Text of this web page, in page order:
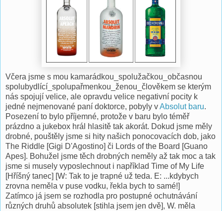
Včera jsme s mou kamarádkou_spolužačkou_občasnou
spolubydlící_spolupařmenkou_ženou_člověkem se kterým
nás spojují velice, ale opravdu velice negativní pocity k
jedné nejmenované paní doktorce, pobyly vAbsolut baru.
Posezení to bylo příjemné, protože v baru bylo téměř
prázdno a jukebox hrál hlasitě tak akorát. Dokud jsme měly
drobné, pouštěly jsme si hity našich ponocovacích dob, jako
The Riddle [Gigi D'Agostino] či Lords of the Board [Guano
Apes]. Bohužel jsme těch drobných neměly až tak moc a tak
jsme si musely vyposlechnout i například Time of My Life
[Hříšný tanec] [W: Tak to je trapné už teda. E: ...kdybych
zrovna neměla v puse vodku, řekla bych to samé!]
Zatímco já jsem se rozhodla pro postupné ochutnávání
různých druhů absolutek [stihla jsem jen dvě], W. měla